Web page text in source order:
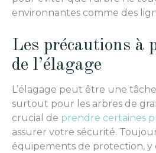
environnantes comme des
Les précautions à
de l’élagage
L’élagage peut être une
surtout pour les arbres de
crucial de prendre certaines
assurer votre sécurité.
équipements de protection, y